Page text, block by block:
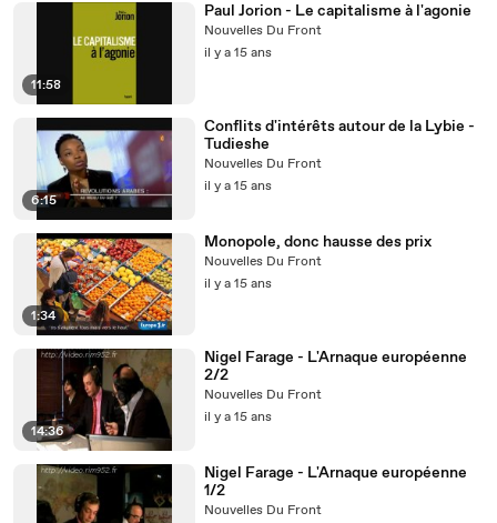
11:58
Paul Jorion - Le capitalisme à l'agonie
Nouvelles Du Front
il y a 15 ans
6:15
Conflits d'intérêts autour de la Lybie -
Tudieshe
Nouvelles Du Front
il y a 15 ans
1:34
Monopole, donc hausse des prix
Nouvelles Du Front
il y a 15 ans
14:36
Nigel Farage - L'Arnaque européenne
2/2
Nouvelles Du Front
il y a 15 ans
Nigel Farage - L'Arnaque européenne
1/2
Nouvelles Du Front